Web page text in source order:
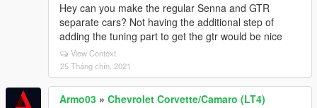
Hey can you make the regular Senna and GTR
separate cars? Not having the additional step of
adding the tuning part to get the gtr would be nice
View Context
25 Tháng chín, 2021
Armo03 » Chevrolet Corvette/Camaro (LT4)